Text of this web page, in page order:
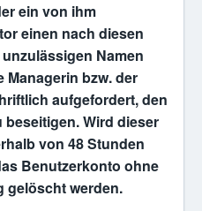
ein von ihm
einen nach diesen
Namen
Managerin bzw. der
aufgefordert, den
Wird dieser
von 48 Stunden
Benutzerkonto ohne
gelöscht werden.